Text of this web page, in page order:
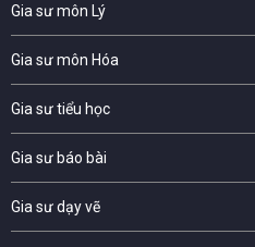
Gia sư môn Lý
Gia sư môn Hóa
Gia sư tiểu học
Gia sư báo bài
Gia sư dạy vẽ